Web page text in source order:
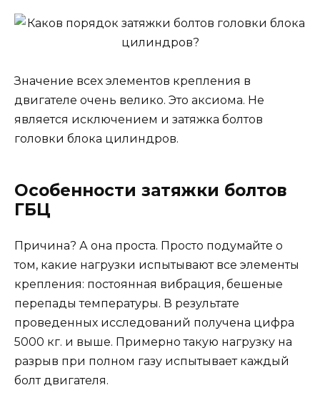
Значение всех элементов крепления в
двигателе очень велико. Это аксиома. Не
является исключением и затяжка болтов
головки блока цилиндров.
Особенности затяжки болтов
ГБЦ
Причина? А она проста. Просто подумайте о
том, какие нагрузки испытывают все элементы
крепления: постоянная вибрация, бешеные
перепады температуры. В результате
проведенных исследований получена цифра
5000 кг. и выше. Примерно такую нагрузку на
разрыв при полном газу испытывает каждый
болт двигателя.